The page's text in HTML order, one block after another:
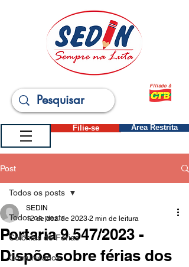
Filiado à
Filie-se Área Restrita
Post
Todos os posts
Colônias de Férias
Comunicados
Todos os posts
Portaria 9.547/2023 -
Dispõe sobre férias dos
SEDIN
12 de dez. de 2023 2 min de leitura